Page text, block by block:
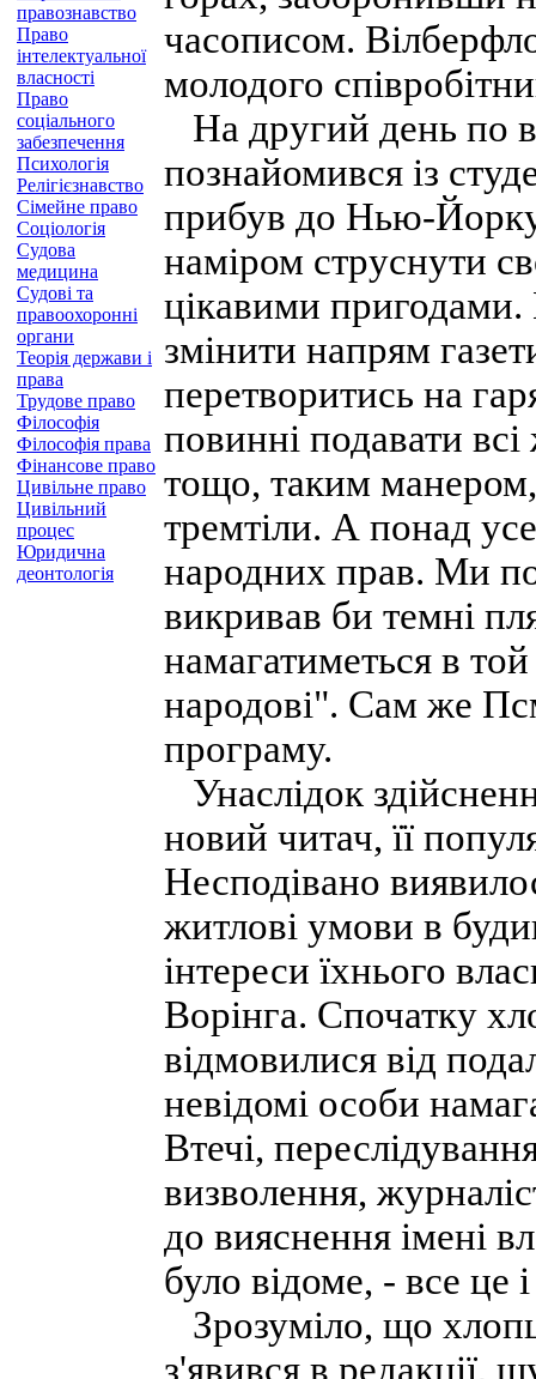
правознавство
Право
інтелектуальної
власності
Право
соціального
забезпечення
Психологія
Релігієзнавство
Сімейне право
Соціологія
Судова
медицина
Судові та
правоохоронні
органи
Теорія держави і
права
Трудове право
Філософія
Філософія права
Фінансове право
Цивільне право
Цивільний
процес
Юридична
деонтологія
часописом.
молодого
На другий день по
познайомився із
прибув до Нью-Йорку
наміром струснути
цікавими пригодами.
змінити напрям
перетворитись на
повинні подавати
тощо, таким
тремтіли. А понад
народних прав. Ми
викривав би темні
намагатиметься в
народові". Сам же
програму.
Унаслідок
новий читач, її
Несподівано
житлові умови в
інтереси їхнього
Ворінга. Спочатку
відмовилися від
невідомі особи
Втечі,
визволення,
до вияснення імені
було відоме, - все це
Зрозуміло, що
з'явився в редакції,